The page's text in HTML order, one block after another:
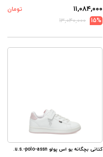
۱۱,۰۸۴,۰۰۰
تومان
15%
۱۳,۰۴۰,۰۰۰
کتانی بچگانه یو اس پولو u.s.-polo-assn.